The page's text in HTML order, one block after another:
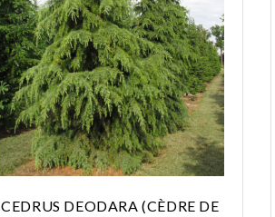
CEDRUS DEODARA (CÈDRE DE